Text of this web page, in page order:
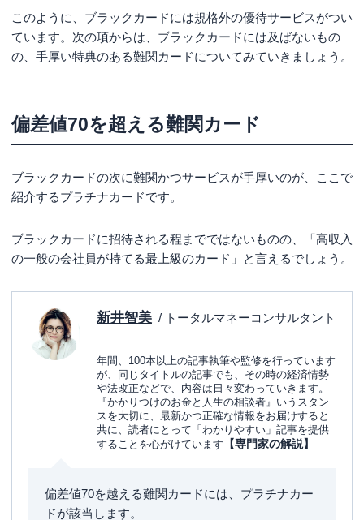
このように、ブラックカードには規格外の優待サービスがつい
ています。次の項からは、ブラックカードには及ばないもの
の、手厚い特典のある難関カードについてみていきましょう。
偏差値70を超える難関カード
ブラックカードの次に難関かつサービスが手厚いのが、ここで
紹介するプラチナカードです。
ブラックカードに招待される程までではないものの、「高収入
の一般の会社員が持てる最上級のカード」と言えるでしょう。
新井智美 / トータルマネーコンサルタント
年間、100本以上の記事執筆や監修を行っています
が、同じタイトルの記事でも、その時の経済情勢
や法改正などで、内容は日々変わっていきます。
『かかりつけのお金と人生の相談者』いうスタン
スを大切に、最新かつ正確な情報をお届けすると
共に、読者にとって「わかりやすい」記事を提供
することを心がけています 【専門家の解説】
偏差値70を越える難関カードには、プラチナカー
ドが該当します。